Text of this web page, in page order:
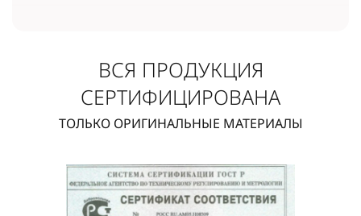
ВСЯ ПРОДУКЦИЯ
СЕРТИФИЦИРОВАНА
ТОЛЬКО ОРИГИНАЛЬНЫЕ МАТЕРИАЛЫ